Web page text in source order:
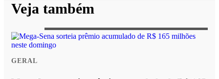
Veja também
GERAL